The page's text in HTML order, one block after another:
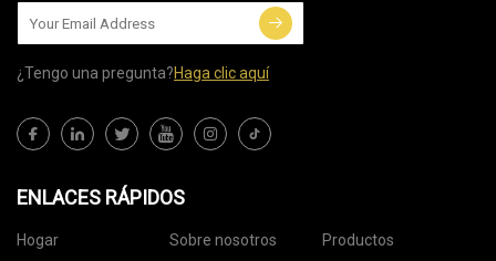
¿Tengo una pregunta?Haga clic aquí
ENLACES RÁPIDOS
Hogar Sobre nosotros
Productos